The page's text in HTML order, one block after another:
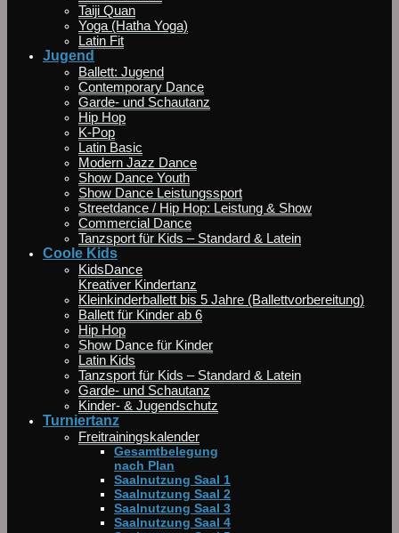
Taiji Quan
Yoga (Hatha Yoga)
Latin Fit
Jugend
Ballett: Jugend
Contemporary Dance
Garde- und Schautanz
Hip Hop
K-Pop
Latin Basic
Modern Jazz Dance
Show Dance Youth
Show Dance Leistungssport
Streetdance / Hip Hop: Leistung & Show
Commercial Dance
Tanzsport für Kids – Standard & Latein
Coole Kids
KidsDance
Kreativer Kindertanz
Kleinkinderballett bis 5 Jahre (Ballettvorbereitung)
Ballett für Kinder ab 6
Hip Hop
Show Dance für Kinder
Latin Kids
Tanzsport für Kids – Standard & Latein
Garde- und Schautanz
Kinder- & Jugendschutz
Turniertanz
Freitrainingskalender
Gesamtbelegung
nach Plan
Saalnutzung Saal 1
Saalnutzung Saal 2
Saalnutzung Saal 3
Saalnutzung Saal 4